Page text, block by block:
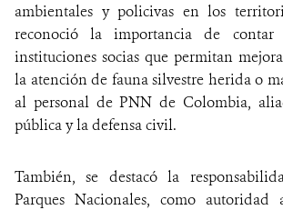
ambientales y policivas en los
reconoció la importancia de contar
instituciones socias que permitan
la atención de fauna silvestre herida o
al personal de PNN de Colombia,
pública y la defensa civil.
También, se destacó la
Parques Nacionales, como